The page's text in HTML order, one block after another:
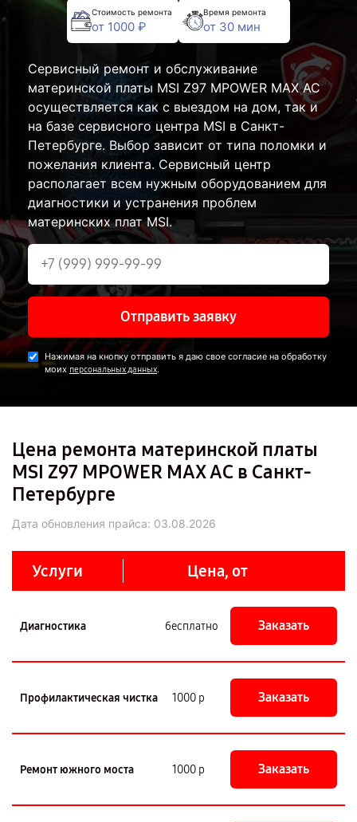
Стоимость ремонта
от 1000 ₽
Время ремонта
от 30 мин
Сервисный ремонт и обслуживание
материнской платы MSI Z97 MPOWER MAX AC
осуществляется как с выездом на дом, так и
на базе сервисного центра MSI в Санкт-
Петербурге. Выбор зависит от типа поломки и
пожелания клиента. Сервисный центр
располагает всем нужным оборудованием для
диагностики и устранения проблем
материнских плат MSI.
Отправить заявку
Нажимая на кнопку отправить я даю свое согласие на обработку
моих персональных данных.
Цена ремонта материнской платы
MSI Z97 MPOWER MAX AC в Санкт-
Петербурге
Дата обновления прайса: 03.08.2026
Услуги Цена, от
Диагностика бесплатно Заказать
Профилактическая чистка 1000 р Заказать
Ремонт южного моста 1000 р Заказать